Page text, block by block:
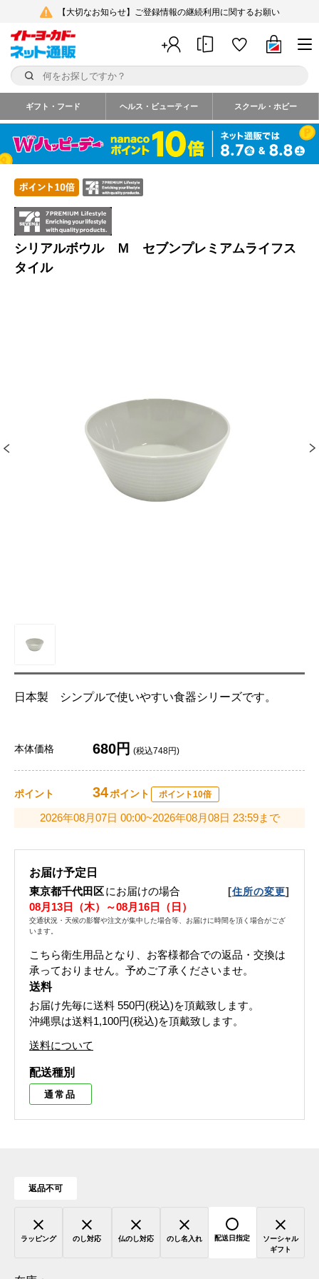
【大切なお知らせ】ご登録情報の継続利用に関するお願い
ギフト・フード ヘルス・ビューティー スクール・ホビー
シリアルボウル Ｍ セブンプレミアムライフス
タイル
日本製 シンプルで使いやすい食器シリーズです。
本体価格 680円 (税込748円)
ポイント 34ポイント ポイント10倍
2026年08月07日 00:00~2026年08月08日 23:59まで
お届け予定日
東京都千代田区にお届けの場合 [住所の変更]
08月13日（木）～08月16日（日）
交通状況・天候の影響や注文が集中した場合等、お届けに時間を頂く場合がござ
います。
こちら衛生用品となり、お客様都合での返品・交換は
承っておりません。予めご了承くださいませ。
送料
お届け先毎に送料 550円(税込)を頂戴致します。
沖縄県は送料1,100円(税込)を頂戴致します。
送料について
配送種別
通常品
返品不可
ラッピング のし対応 仏のし対応 のし名入れ 配送日指定
ソーシャル
ギフト